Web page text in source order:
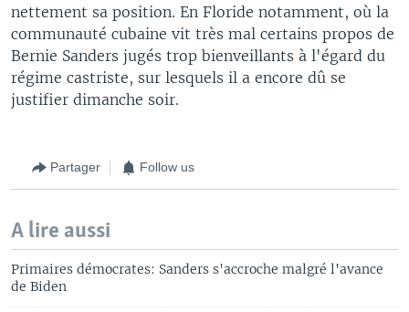
nettement sa position. En Floride notamment, où la
communauté cubaine vit très mal certains propos de
Bernie Sanders jugés trop bienveillants à l'égard du
régime castriste, sur lesquels il a encore dû se
justifier dimanche soir.
Partager Follow us
A lire aussi
Primaires démocrates: Sanders s'accroche malgré l'avance
de Biden